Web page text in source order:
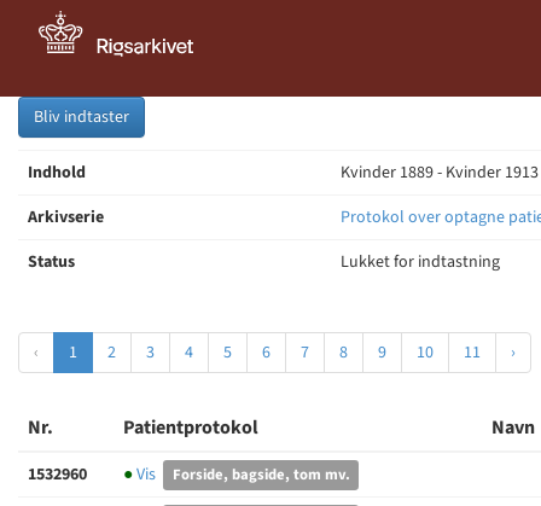
Bliv indtaster
Indhold
Kvinder 1889 - Kvinder 1913
Arkivserie
Protokol over optagne
Status
Lukket for indtastning
‹ 1 2 3 4 5 6 7 8 9 10 11 ›
Nr. Patientprotokol Navn
1532960 ●Vis Forside, bagside, tom mv.